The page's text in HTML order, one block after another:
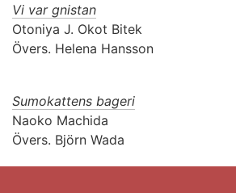
Vi var gnistan
Otoniya J. Okot Bitek
Övers. Helena Hansson
Sumokattens bageri
Naoko Machida
Övers. Björn Wada